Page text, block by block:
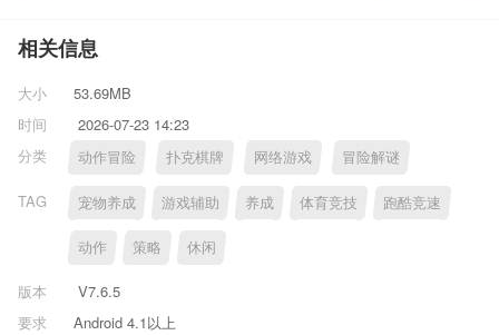
相关信息
大小
53.69MB
时间
2026-07-23 14:23
分类
动作冒险 扑克棋牌 网络游戏 冒险解谜
TAG 宠物养成 游戏辅助 养成 体育竞技 跑酷竞速
动作 策略 休闲
版本
V7.6.5
要求
Android 4.1以上